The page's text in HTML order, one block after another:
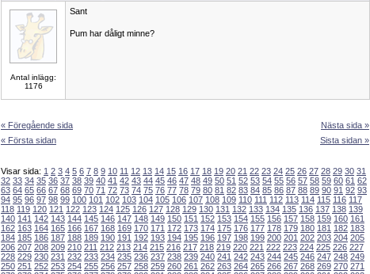
Antal inlägg:
1176
Sant
Pum har dåligt minne?
« Föregående sida
« Första sidan
Nästa sida »
Sista sidan »
Visar sida: 1 2 3 4 5 6 7 8 9 10 11 12 13 14 15 16 17 18 19 20 21 22 23 24 25 26 27 28 29 30 31
32 33 34 35 36 37 38 39 40 41 42 43 44 45 46 47 48 49 50 51 52 53 54 55 56 57 58 59 60 61 62
63 64 65 66 67 68 69 70 71 72 73 74 75 76 77 78 79 80 81 82 83 84 85 86 87 88 89 90 91 92 93
94 95 96 97 98 99 100 101 102 103 104 105 106 107 108 109 110 111 112 113 114 115 116 117
118 119 120 121 122 123 124 125 126 127 128 129 130 131 132 133 134 135 136 137 138 139
140 141 142 143 144 145 146 147 148 149 150 151 152 153 154 155 156 157 158 159 160 161
162 163 164 165 166 167 168 169 170 171 172 173 174 175 176 177 178 179 180 181 182 183
184 185 186 187 188 189 190 191 192 193 194 195 196 197 198 199 200 201 202 203 204 205
206 207 208 209 210 211 212 213 214 215 216 217 218 219 220 221 222 223 224 225 226 227
228 229 230 231 232 233 234 235 236 237 238 239 240 241 242 243 244 245 246 247 248 249
250 251 252 253 254 255 256 257 258 259 260 261 262 263 264 265 266 267 268 269 270 271